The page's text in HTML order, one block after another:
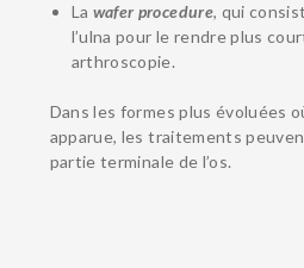
La wafer procedure, qui
l’ulna pour le rendre plus
arthroscopie.
Dans les formes plus évoluées
apparue, les traitements
partie terminale de l’os.